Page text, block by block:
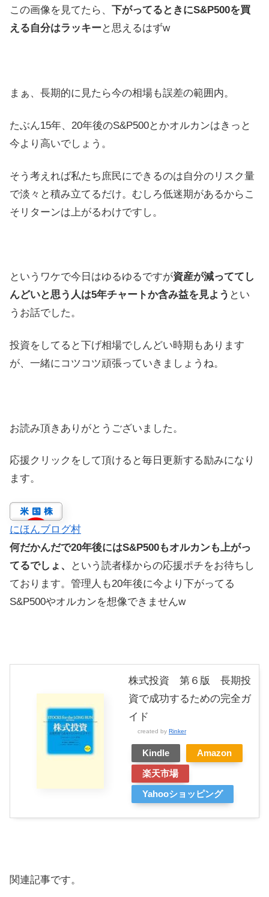
この画像を見てたら、 下がってるときにS&P500を買
える自分はラッキーと思えるはずw
まぁ、長期的に見たら今の相場も誤差の範囲内。
たぶん15年、20年後のS&P500とかオルカンはきっと
今より高いでしょう。
そう考えれば私たち庶民にできるのは自分のリスク量
で淡々と積み立てるだけ。むしろ低迷期があるからこ
そリターンは上がるわけですし。
というワケで今日はゆるゆるですが資産が減っててし
んどいと思う人は5年チャートか含み益を見よう とい
うお話でした。
投資をしてると下げ相場でしんどい時期もあります
が、一緒にコツコツ頑張っていきましょうね。
お読み頂きありがとうございました。
応援クリックをして頂けると毎日更新する励みになり
ます。
にほんブログ村
何だかんだで20年後にはS&P500もオルカンも上がっ
てるでしょ、
という読者様からの応援ポチをお待ちし
ております。管理人も20年後に今より下がってる
S&P500やオルカンを想像できませんw
株式投資 第６版 長期投
資で成功するための完全ガ
イド
created by Rinker
Kindle
Amazon
楽天市場
Yahooショッピング
関連記事です。